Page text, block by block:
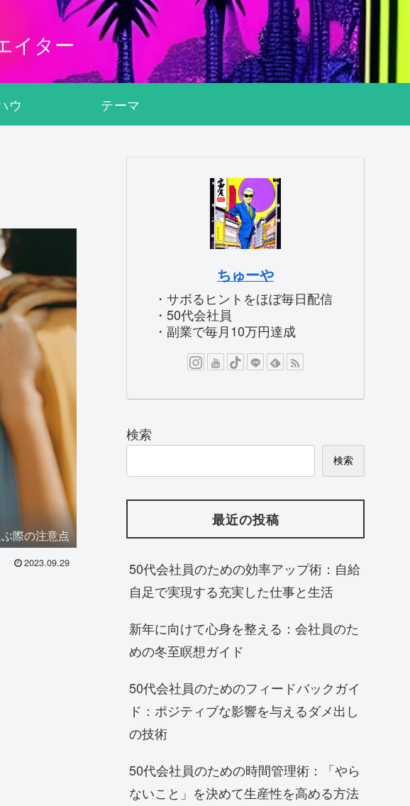
イター
ウ テーマ
際の注意点
2023.09.29
ちゅーや
・サボるヒントをほぼ毎日配信
・50代会社員
・副業で毎月10万円達成
検索
検索
最近の投稿
50代会社員のための効率アップ術：自給
自足で実現する充実した仕事と生活
新年に向けて心身を整える：会社員のた
めの冬至瞑想ガイド
50代会社員のためのフィードバックガイ
ド：ポジティブな影響を与えるダメ出し
の技術
50代会社員のための時間管理術：「やら
ないこと」を決めて生産性を高める方法